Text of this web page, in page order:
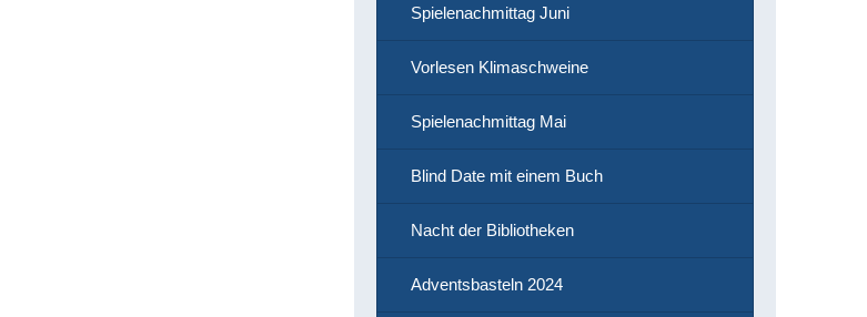
Spielenachmittag Juni
Vorlesen Klimaschweine
Spielenachmittag Mai
Blind Date mit einem Buch
Nacht der Bibliotheken
Adventsbasteln 2024